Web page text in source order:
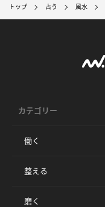
トップ 占う 風水
カテゴリー
働く
整える
磨く